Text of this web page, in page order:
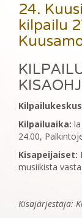
24.
kilpailu
Kilpailuaika:
24.00,
Kisapeijaiset:
musiikista
Kisajärjestäjä: